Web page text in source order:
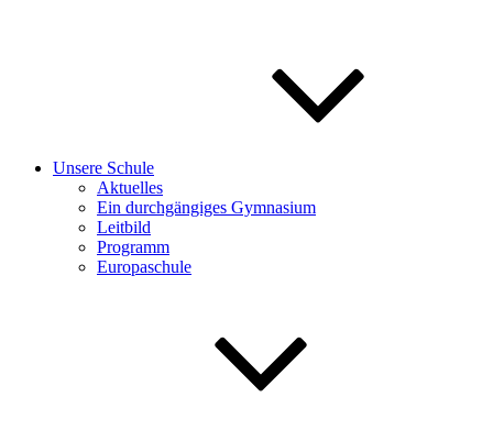
Unsere Schule
Aktuelles
Ein durchgängiges Gymnasium
Leitbild
Programm
Europaschule